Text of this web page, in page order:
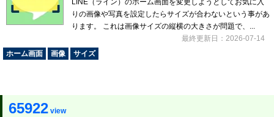
りの画像や写真を設定したらサイズが合わないという事があ
ります。 これは画像サイズの縦横の大きさが問題で、...
最終更新日：2026-07-14
ホーム画面
画像 サイズ
65922 view